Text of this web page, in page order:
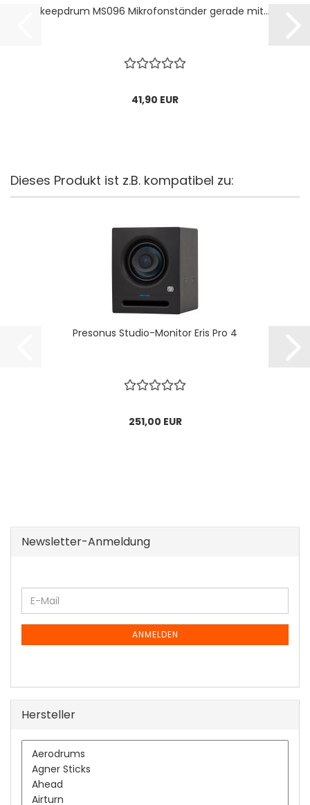
keepdrum MS096 Mikrofonständer gerade mit...
41,90 EUR
Dieses Produkt ist z.B. kompatibel zu:
Presonus Studio-Monitor Eris Pro 4
251,00 EUR
Newsletter-Anmeldung
WEITER
ZUR
NEWSLETTER-
E-
Mail
ANMELDEN
Hersteller